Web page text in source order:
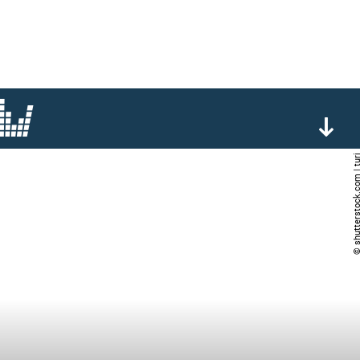
© shutterstock.com | turi